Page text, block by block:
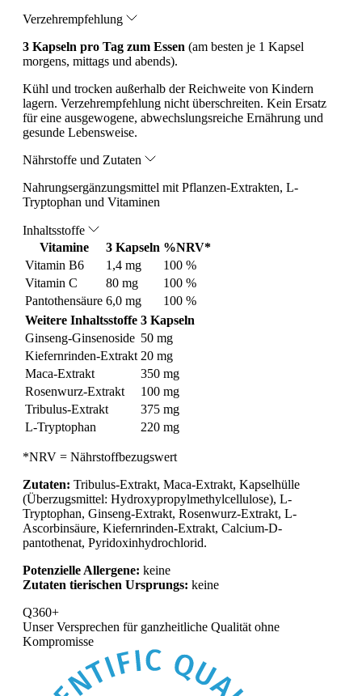
Verzehrempfehlung
3 Kapseln pro Tag zum Essen (am besten je 1 Kapsel
morgens, mittags und abends).
Kühl und trocken außerhalb der Reichweite von Kindern
lagern. Verzehrempfehlung nicht überschreiten. Kein Ersatz
für eine ausgewogene, abwechslungsreiche Ernährung und
gesunde Lebensweise.
Nährstoffe und Zutaten
Nahrungsergänzungsmittel mit Pflanzen-Extrakten, L-
Tryptophan und Vitaminen
Inhaltsstoffe
Vitamine
3 Kapseln %NRV*
Vitamin B6
1,4 mg
100 %
Vitamin C
80 mg
100 %
Pantothensäure 6,0 mg
100 %
Weitere Inhaltsstoffe 3 Kapseln
Ginseng-Ginsenoside 50 mg
Kiefernrinden-Extrakt 20 mg
Maca-Extrakt
350 mg
Rosenwurz-Extrakt
100 mg
Tribulus-Extrakt
375 mg
L-Tryptophan
220 mg
*NRV = Nährstoffbezugswert
Zutaten: Tribulus-Extrakt, Maca-Extrakt, Kapselhülle
(Überzugsmittel: Hydroxypropylmethylcellulose), L-
Tryptophan, Ginseng-Extrakt, Rosenwurz-Extrakt, L-
Ascorbinsäure, Kiefernrinden-Extrakt, Calcium-D-
pantothenat, Pyridoxinhydrochlorid.
Potenzielle Allergene: keine
Zutaten tierischen Ursprungs: keine
Q360+
Unser Versprechen für ganzheitliche Qualität ohne
Kompromisse